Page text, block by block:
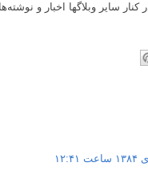
کنار ساير وبلاگها اخبار و